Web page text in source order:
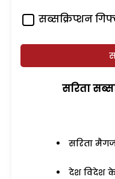
सब्सक्रिप्शन
सरिता
सरिता
देश विदेश